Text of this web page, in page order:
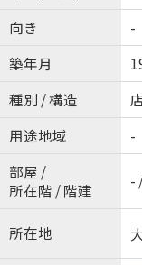
向き
-
築年月
種別 / 構造
用途地域
-
部屋 /
所在階 / 階建
-
所在地